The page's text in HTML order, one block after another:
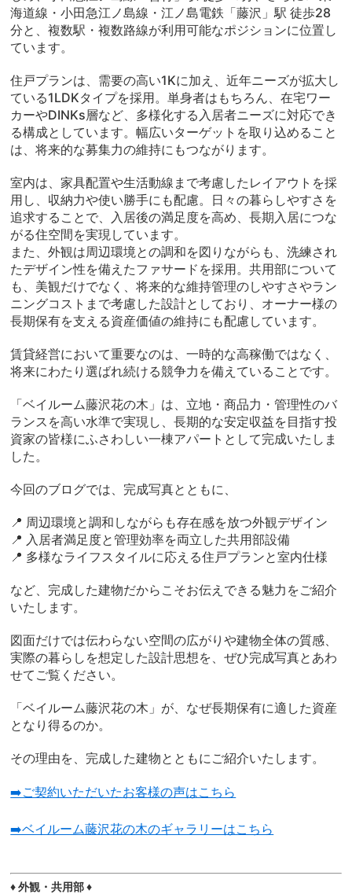
海道線・小田急江ノ島線・江ノ島電鉄「藤沢」駅 徒歩28
分と、複数駅・複数路線が利用可能なポジションに位置し
ています。
住戸プランは、需要の高い1Kに加え、近年ニーズが拡大し
ている1LDKタイプを採用。単身者はもちろん、在宅ワー
カーやDINKs層など、多様化する入居者ニーズに対応でき
る構成としています。幅広いターゲットを取り込めること
は、将来的な募集力の維持にもつながります。
室内は、家具配置や生活動線まで考慮したレイアウトを採
用し、収納力や使い勝手にも配慮。日々の暮らしやすさを
追求することで、入居後の満足度を高め、長期入居につな
がる住空間を実現しています。
また、外観は周辺環境との調和を図りながらも、洗練され
たデザイン性を備えたファサードを採用。共用部について
も、美観だけでなく、将来的な維持管理のしやすさやラン
ニングコストまで考慮した設計としており、オーナー様の
長期保有を支える資産価値の維持にも配慮しています。
賃貸経営において重要なのは、一時的な高稼働ではなく、
将来にわたり選ばれ続ける競争力を備えていることです。
「ベイルーム藤沢花の木」は、立地・商品力・管理性のバ
ランスを高い水準で実現し、長期的な安定収益を目指す投
資家の皆様にふさわしい一棟アパートとして完成いたしま
した。
今回のブログでは、完成写真とともに、
📍 周辺環境と調和しながらも存在感を放つ外観デザイン
📍 入居者満足度と管理効率を両立した共用部設備
📍 多様なライフスタイルに応える住戸プランと室内仕様
など、完成した建物だからこそお伝えできる魅力をご紹介
いたします。
図面だけでは伝わらない空間の広がりや建物全体の質感、
実際の暮らしを想定した設計思想を、ぜひ完成写真とあわ
せてご覧ください。
「ベイルーム藤沢花の木」が、なぜ長期保有に適した資産
となり得るのか。
その理由を、完成した建物とともにご紹介いたします。
➡️ご契約いただいたお客様の声はこちら
➡️ベイルーム藤沢花の木のギャラリーはこちら
♦ 外観・共用部 ♦